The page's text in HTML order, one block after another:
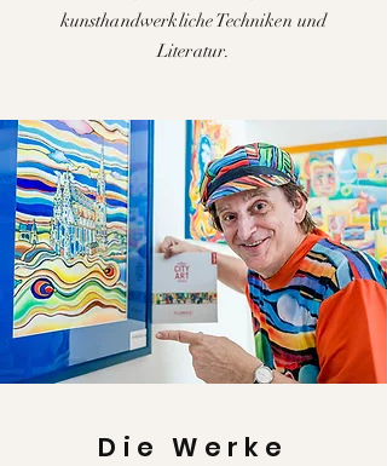
kunsthandwerkliche Techniken und
Literatur.
Die Werke